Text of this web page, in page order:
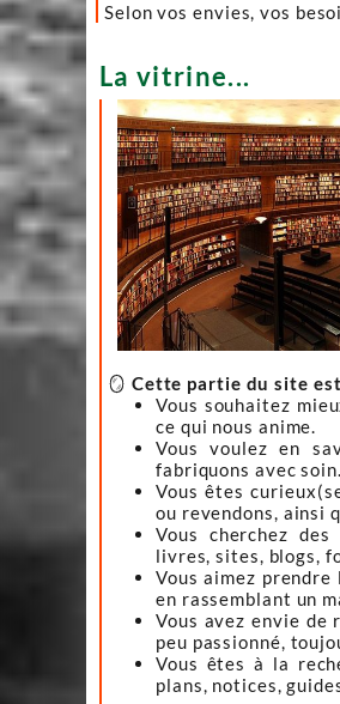
Selon vos envies, vos
La vitrine...
🪞 Cette partie du site
Vous souhaitez
ce qui nous anime.
Vous voulez en
fabriquons avec soin.
Vous êtes
ou revendons, ainsi
Vous cherchez
livres, sites, blogs,
Vous aimez
en rassemblant un
Vous avez envie
peu passionné,
Vous êtes à la
plans, notices,